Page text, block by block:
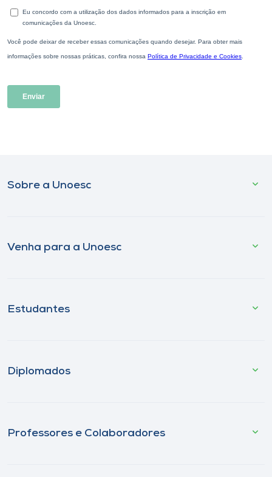
Sobre a Unoesc
Venha para a Unoesc
Estudantes
Diplomados
Professores e Colaboradores